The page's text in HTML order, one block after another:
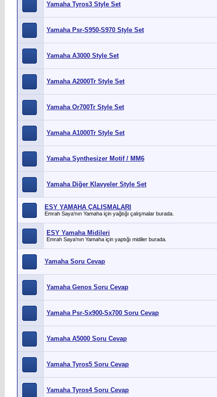
Yamaha Tyros3 Style Set
Yamaha Psr-S950-S970 Style Set
Yamaha A3000 Style Set
Yamaha A2000Tr Style Set
Yamaha Or700Tr Style Set
Yamaha A1000Tr Style Set
Yamaha Synthesizer Motif / MM6
Yamaha Diğer Klavyeler Style Set
ESY YAMAHA ÇALIŞMALARI
Emrah Saya'nın Yamaha için yağtığı çalışmalar burada.
ESY Yamaha Midileri
Emrah Saya'nın Yamaha için yaptığı midiler burada.
Yamaha Soru Cevap
Yamaha Genos Soru Cevap
Yamaha Psr-Sx900-Sx700 Soru Cevap
Yamaha A5000 Soru Cevap
Yamaha Tyros5 Soru Cevap
Yamaha Tyros4 Soru Cevap